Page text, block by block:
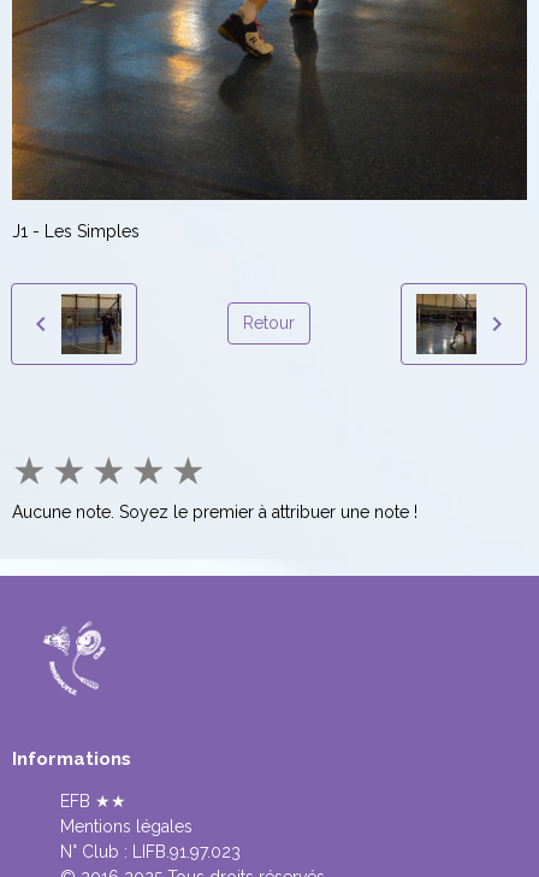
J1 - Les Simples
Retour
★ ★ ★ ★ ★
Aucune note. Soyez le premier à attribuer une note !
Informations
EFB ★★
Mentions légales
N° Club :
LIFB.91.97.023